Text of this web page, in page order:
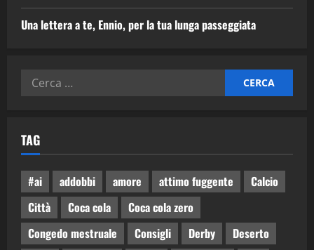
Una lettera a te, Ennio, per la tua lunga passeggiata
TAG
#ai addobbi amore attimo fuggente
Calcio
Città
Coca cola
Coca cola zero
Congedo mestruale
Consigli Derby
Deserto